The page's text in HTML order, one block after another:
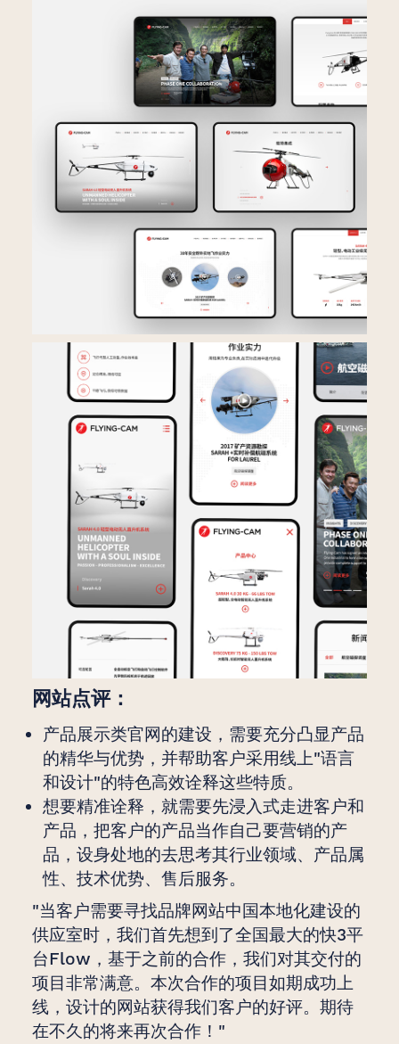
网站点评：
产品展示类官网的建设，需要充分凸显产品
的精华与优势，并帮助客户采用线上"语言
和设计"的特色高效诠释这些特质。
想要精准诠释，就需要先浸入式走进客户和
产品，把客户的产品当作自己要营销的产
品，设身处地的去思考其行业领域、产品属
性、技术优势、售后服务。
"当客户需要寻找品牌网站中国本地化建设的
供应室时，我们首先想到了全国最大的快3平
台Flow，基于之前的合作，我们对其交付的
项目非常满意。本次合作的项目如期成功上
线，设计的网站获得我们客户的好评。期待
在不久的将来再次合作！"